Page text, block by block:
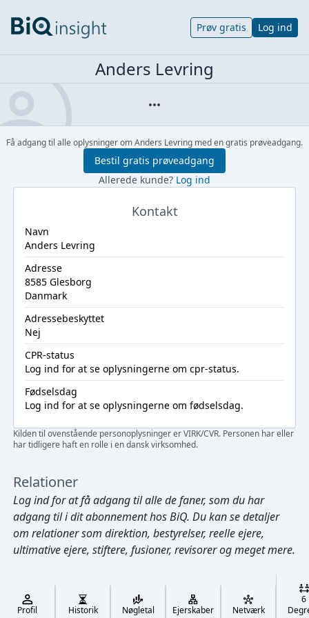
Cmd/Ctrl + K
Prøv gratis Log ind
Anders Levring
Få adgang til alle oplysninger om Anders Levring med en gratis prøveadgang.
Bestil gratis prøveadgang
Allerede kunde? Log ind
Kontakt
Navn
Anders Levring
Adresse
8585 Glesborg
Danmark
Adressebeskyttet
Nej
CPR-status
Log ind for at se oplysningerne om cpr-status.
Fødselsdag
Log ind for at se oplysningerne om fødselsdag.
Kilden til ovenstående personoplysninger er VIRK/CVR. Personen har eller
har tidligere haft en rolle i en dansk virksomhed.
Relationer
Log indfor at få adgang til alle de faner, som du har
adgang til i dit abonnement hos BiQ. Du kan se detaljer
om relationer som direktion, bestyrelser, reelle ejere,
ultimative ejere, stiftere, fusioner, revisorer og meget mere.
Profil Historik Nøgletal Ejerskaber Netværk
6